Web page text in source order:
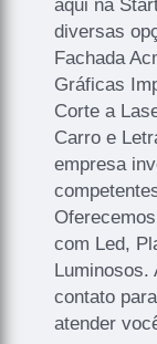
aqui na
diversas
Fachada
Gráficas
Corte a
Carro e
empresa
com Led,
Luminosos.
contato
atender